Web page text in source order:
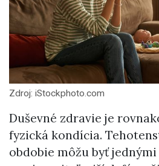
Zdroj: iStockphoto.com
Duševné zdravie je
fyzická kondícia.
obdobie môžu byť